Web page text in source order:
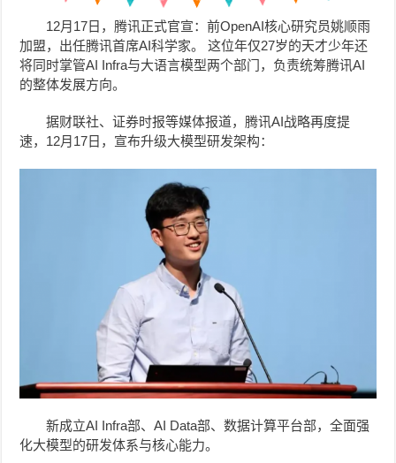
12月17日，腾讯正式官宣：前OpenAI核心研究员姚顺雨
加盟，出任腾讯首席AI科学家。 这位年仅27岁的天才少年还
将同时掌管AI Infra与大语言模型两个部门，负责统筹腾讯AI
的整体发展方向。
据财联社、证券时报等媒体报道，腾讯AI战略再度提
速，12月17日，宣布升级大模型研发架构：
新成立AI Infra部、AI Data部、数据计算平台部，全面强
化大模型的研发体系与核心能力。